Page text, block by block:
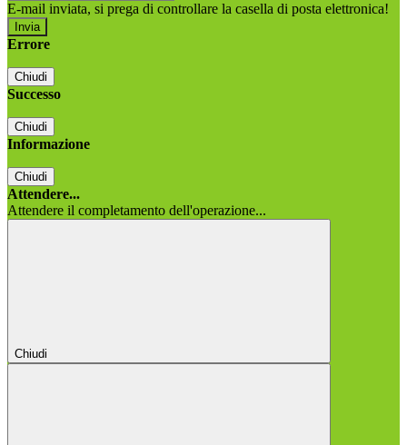
E-mail inviata, si prega di controllare la casella di posta elettronica!
Errore
Chiudi
Successo
Chiudi
Informazione
Chiudi
Attendere...
Attendere il completamento dell'operazione...
Chiudi